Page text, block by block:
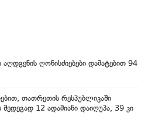
აღდგენის ღონისძიებები დამატებით 94
თათრეთის რესპუბლიკაში
შედეგად 12 ადამიანი დაიღუპა, 39 კი